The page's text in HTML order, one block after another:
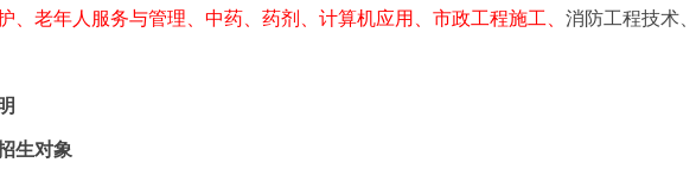
、老年人服务与管理、中药、药剂、计算机应用
、市政工程施工、 消防工程技术
生对象